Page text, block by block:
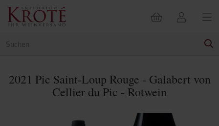
2021 Pic Saint-Loup Rouge - Galabert von
Cellier du Pic - Rotwein